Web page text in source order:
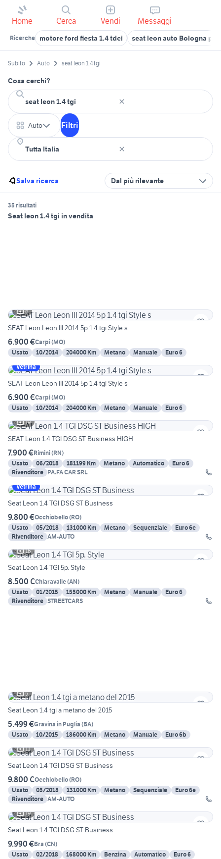
Home Cerca Vendi Messaggi
Ricerche motore ford fiesta 1.4 tdci seat leon auto Bologna
Subito Auto seat leon 1.4 tgi
Cosa cerchi?
Auto Filtri
Salva ricerca Dal più rilevante
35 risultati
Seat leon 1.4 tgi in vendita
6
SEAT Leon Leon III 2014 5p 1.4 tgi Style s
6.900 €Carpi(MO)
Usato
10/2014 204000 Km Metano Manuale
Euro 6
Vetrina
SEAT Leon Leon III 2014 5p 1.4 tgi Style s
6.900 €Carpi(MO)
Usato
10/2014 204000 Km Metano Manuale
Euro 6
19
SEAT Leon 1.4 TGI DSG ST Business HIGH
7.900 €Rimini(RN)
Usato
06/2018 181199 Km Metano Automatico
Euro 6
Rivenditore PA.FA CAR SRL
Vetrina
Seat Leon 1.4 TGI DSG ST Business
9.800 €Occhiobello(RO)
Usato
05/2018 131000 Km Metano Sequenziale
Euro 6e
Rivenditore AM-AUTO
16
Seat Leon 1.4 TGI 5p. Style
8.500 €Chiaravalle(AN)
Usato
01/2015 155000 Km Metano Manuale
Euro 6
Rivenditore STREETCARS
5
Seat Leon 1.4 tgi a metano del 2015
5.499 €Gravina in Puglia (BA)
Usato
10/2015 186000 Km Metano Manuale
Euro 6b
11
Seat Leon 1.4 TGI DSG ST Business
9.800 €Occhiobello(RO)
Usato
05/2018 131000 Km Metano Sequenziale
Euro 6e
Rivenditore AM-AUTO
19
Seat Leon 1.4 TGI DSG ST Business
9.990 €Bra (CN)
Usato
02/2018 168000 Km Benzina Automatico
Euro 6